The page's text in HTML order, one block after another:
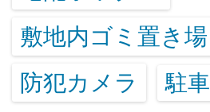
敷地内ゴミ置き場
防犯カメラ 駐